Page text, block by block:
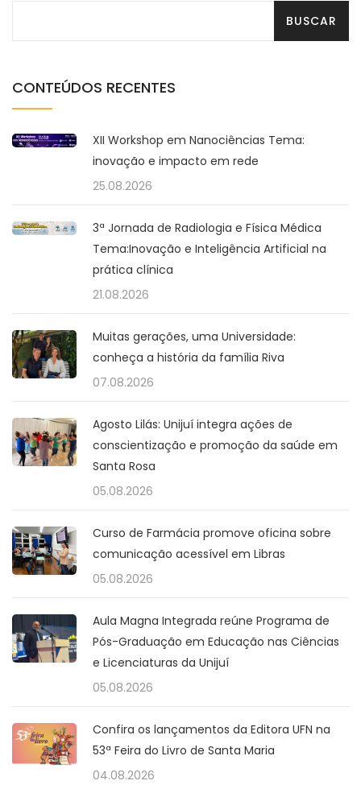
CONTEÚDOS RECENTES
XII Workshop em Nanociências Tema:
inovação e impacto em rede
25.08.2026
3ª Jornada de Radiologia e Física Médica
Tema:Inovação e Inteligência Artificial na
prática clínica
21.08.2026
Muitas gerações, uma Universidade:
conheça a história da família Riva
07.08.2026
Agosto Lilás: Unijuí integra ações de
conscientização e promoção da saúde em
Santa Rosa
05.08.2026
Curso de Farmácia promove oficina sobre
comunicação acessível em Libras
05.08.2026
Aula Magna Integrada reúne Programa de
Pós-Graduação em Educação nas Ciências
e Licenciaturas da Unijuí
05.08.2026
Confira os lançamentos da Editora UFN na
53ª Feira do Livro de Santa Maria
04.08.2026